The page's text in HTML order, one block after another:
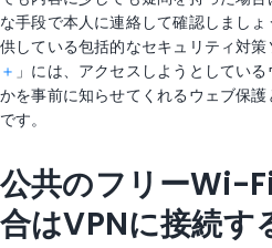
な手段で本人に連絡して確認しまし
供している包括的なセキュリティ対
＋ 」には、アクセスしようとしてい
かを事前に知らせてくれるウェブ保
です。
公共のフリーWi-
合はVPNに接続す